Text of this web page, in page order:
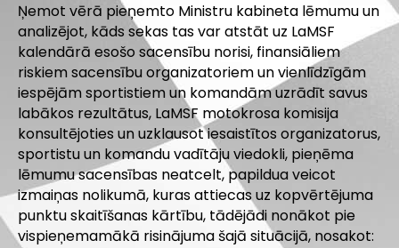
Ņemot vērā pieņemto Ministru kabineta lēmumu un
analizējot, kāds sekas tas var atstāt uz LaMSF
kalendārā esošo sacensību norisi, finansiāliem
riskiem sacensību organizatoriem un vienlīdzīgām
iespējām sportistiem un komandām uzrādīt savus
labākos rezultātus, LaMSF motokrosa komisija
konsultējoties un uzklausot iesaistītos organizatorus,
sportistu un komandu vadītāju viedokli, pieņēma
lēmumu sacensības neatcelt, papildua veicot
izmaiņas nolikumā, kuras attiecas uz kopvērtējuma
punktu skaitīšanas kārtību, tādējādi nonākot pie
vispieņemamākā risinājuma šajā situācijā, nosakot: